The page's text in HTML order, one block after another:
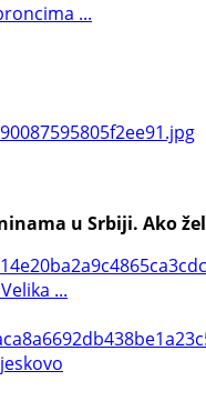
...
u Srbiji. Ako
...